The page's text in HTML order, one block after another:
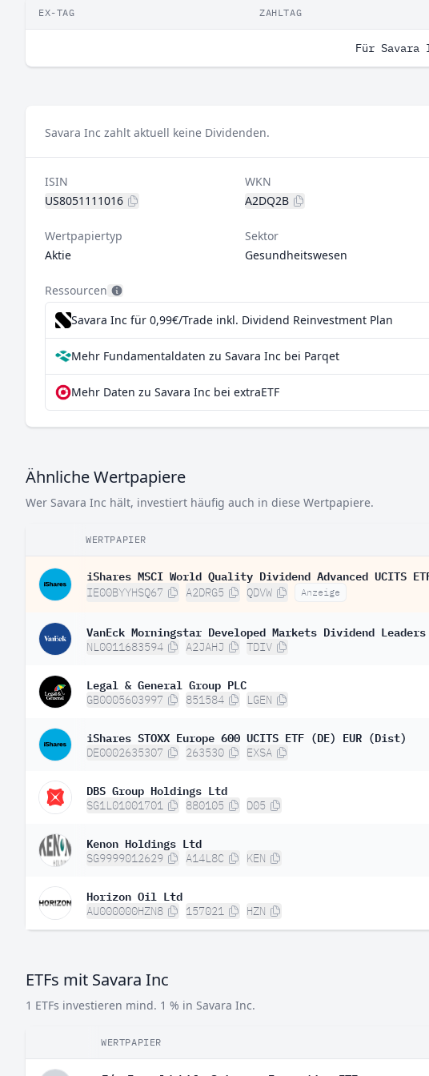
EX-TAG ZAHLTAG
Für
Savara Inc zahlt aktuell keine Dividenden.
ISIN
US8051111016
WKN
A2DQ2B
Wertpapiertyp
Aktie
Sektor
Gesundheitswesen
Ressourcen
Savara Inc für 0,99€/Trade inkl. Dividend Reinvestment Plan
Mehr Fundamentaldaten zu Savara Inc bei Parqet
Mehr Daten zu Savara Inc bei extraETF
Ähnliche Wertpapiere
Wer Savara Inc hält, investiert häufig auch in diese Wertpapiere.
WERTPAPIER
iShares MSCI World Quality Dividend Advanced UCITS
IE00BYYHSQ67 A2DRG5 QDVW Anzeige
VanEck Morningstar Developed Markets Dividend Leaders
NL0011683594 A2JAHJ TDIV
Legal & General Group PLC
GB0005603997 851584 LGEN
iShares STOXX Europe 600 UCITS ETF (DE) EUR (Dist)
DE0002635307 263530 EXSA
DBS Group Holdings Ltd
SG1L01001701 880105 D05
Kenon Holdings Ltd
SG9999012629 A14L8C KEN
Horizon Oil Ltd
AU000000HZN8 157021 HZN
ETFs mit Savara Inc
1 ETFs investieren mind. 1 % in Savara Inc.
WERTPAPIER